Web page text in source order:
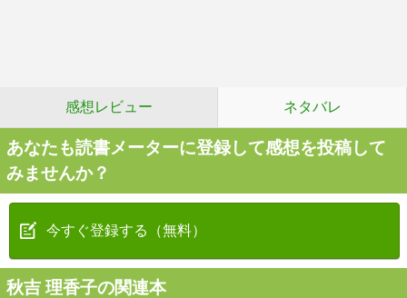
感想レビュー ネタバレ
あなたも読書メーターに登録して感想を投稿して
みませんか？
今すぐ登録する（無料）
秋吉 理香子の関連本